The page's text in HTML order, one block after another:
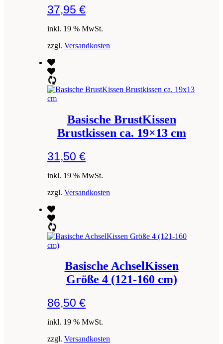
37,95 €
inkl. 19 % MwSt.
zzgl. Versandkosten
Basische BrustKissen
Brustkissen ca. 19×13 cm
31,50 €
inkl. 19 % MwSt.
zzgl. Versandkosten
Basische AchselKissen
Größe 4 (121-160 cm)
86,50 €
inkl. 19 % MwSt.
zzgl. Versandkosten